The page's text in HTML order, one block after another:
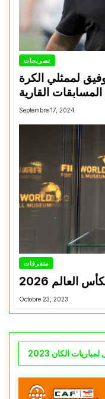
تصريحات
لممثلي الكرة
Septembre 17, 2024
متفرقات
العالم 2026
Octobre 23, 2023
الكان 2023